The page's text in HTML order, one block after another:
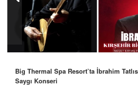
Big Thermal Spa Resort’ta İbrahim
Saygı Konseri